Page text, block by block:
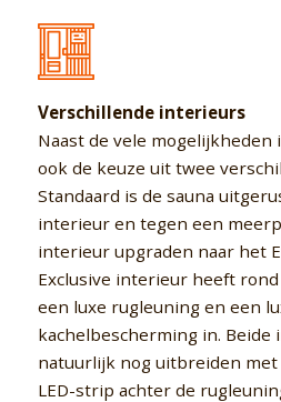
Verschillende interieurs
Naast de vele
ook de keuze uit twee
Standaard is de sauna
interieur en tegen een
interieur upgraden naar het
Exclusive interieur heeft
een luxe rugleuning en een
kachelbescherming in.
natuurlijk nog uitbreiden met
LED-strip achter de